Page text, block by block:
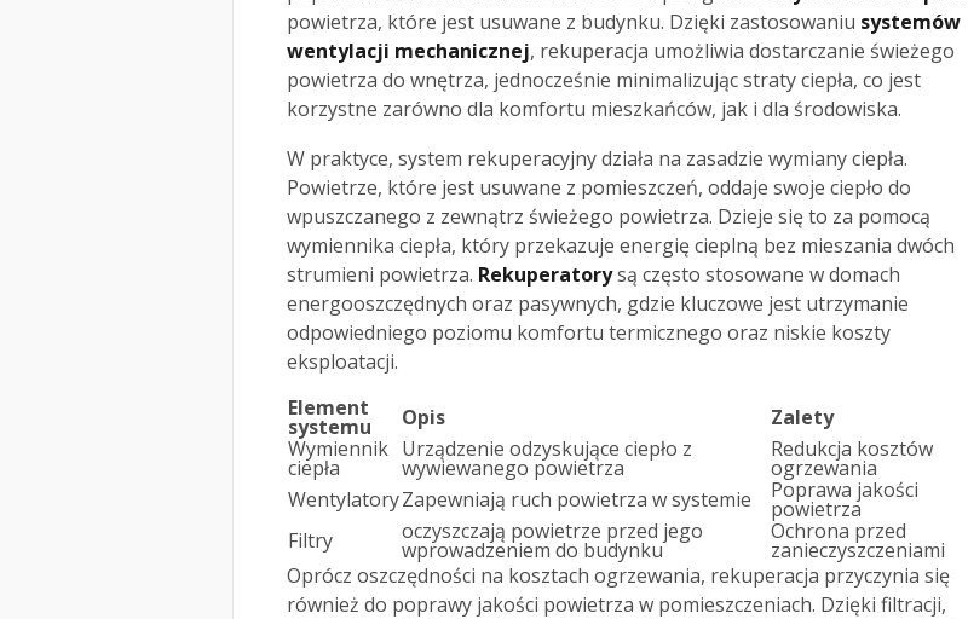
powietrza, które jest usuwane z budynku. Dzięki zastosowaniu systemów
wentylacji mechanicznej, rekuperacja umożliwia dostarczanie świeżego
powietrza do wnętrza, jednocześnie minimalizując straty ciepła, co jest
korzystne zarówno dla komfortu mieszkańców, jak i dla środowiska.
W praktyce, system rekuperacyjny działa na zasadzie wymiany ciepła.
Powietrze, które jest usuwane z pomieszczeń, oddaje swoje ciepło do
wpuszczanego z zewnątrz świeżego powietrza. Dzieje się to za pomocą
wymiennika ciepła, który przekazuje energię cieplną bez mieszania dwóch
strumieni powietrza. Rekuperatorysą często stosowane w domach
energooszczędnych oraz pasywnych, gdzie kluczowe jest utrzymanie
odpowiedniego poziomu komfortu termicznego oraz niskie koszty
eksploatacji.
Element
systemu Opis
Zalety
Wymiennik
ciepła
Urządzenie odzyskujące ciepło z
wywiewanego powietrza
Redukcja kosztów
ogrzewania
WentylatoryZapewniają ruch powietrza w systemie Poprawa jakości
powietrza
Filtry
oczyszczają powietrze przed jego
wprowadzeniem do budynku
Ochrona przed
zanieczyszczeniami
Oprócz oszczędności na kosztach ogrzewania, rekuperacja przyczynia się
również do poprawy jakości powietrza w pomieszczeniach. Dzięki filtracji,